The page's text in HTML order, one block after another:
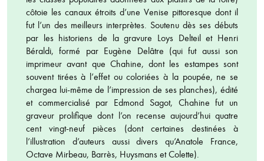
côtoie les canaux étroits d’une Venise pittoresque dont il
fut l’un des meilleurs interprètes. Soutenu dès ses débuts
par les historiens de la gravure Loys Delteil et Henri
Béraldi, formé par Eugène Delâtre (qui fut aussi son
imprimeur avant que Chahine, dont les estampes sont
souvent tirées à l’effet ou coloriées à la poupée, ne se
chargea lui-même de l’impression de ses planches), édité
et commercialisé par Edmond Sagot, Chahine fut un
graveur prolifique dont l’on recense aujourd’hui quatre
cent vingt-neuf pièces (dont certaines destinées à
l’illustration d’auteurs aussi divers qu’Anatole France,
Octave Mirbeau, Barrès, Huysmans et Colette).